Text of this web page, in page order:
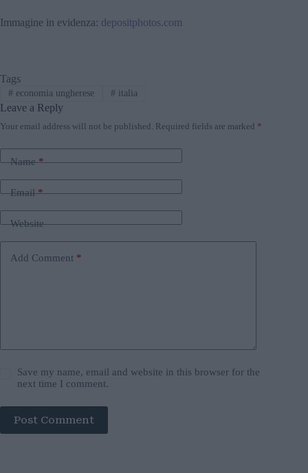
Immagine in evidenza: depositphotos.com
Tags
#economia ungherese #italia
Leave a Reply
Your email address will not be published. Required fields are marked *
Name*
Email*
Website
Add Comment *
Save my name, email and website in this browser for the
next time I comment.
Post Comment